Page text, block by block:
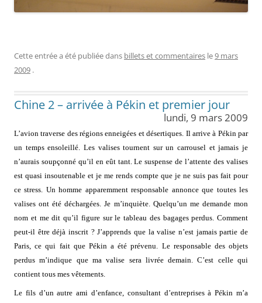
Cette entrée a été publiée dans billets et commentaires le9 mars
2009 .
Chine 2 – arrivée à Pékin et premier jour
lundi, 9 mars 2009
L’avion traverse des régions enneigées et désertiques. Il arrive à Pékin par
un temps ensoleillé. Les valises tournent sur un carrousel et jamais je
n’aurais soupçonné qu’il en eût tant. Le suspense de l’attente des valises
est quasi insoutenable et je me rends compte que je ne suis pas fait pour
ce stress. Un homme apparemment responsable annonce que toutes les
valises ont été déchargées. Je m’inquiète. Quelqu’un me demande mon
nom et me dit qu’il figure sur le tableau des bagages perdus. Comment
peut-il être déjà inscrit ? J’apprends que la valise n’est jamais partie de
Paris, ce qui fait que Pékin a été prévenu. Le responsable des objets
perdus m’indique que ma valise sera livrée demain. C’est celle qui
contient tous mes vêtements.
Le fils d’un autre ami d’enfance, consultant d’entreprises à Pékin m’a